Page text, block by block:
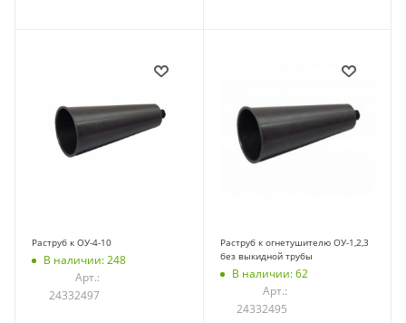
Раструб к ОУ-4-10
В наличии: 248
Арт.:
24332497
Раструб к огнетушителю ОУ-1,2,3
без выкидной трубы
В наличии: 62
Арт.:
24332495